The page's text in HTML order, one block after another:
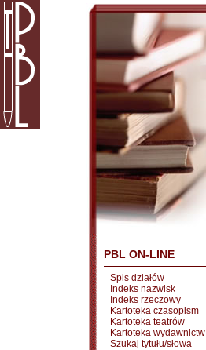
PBL ON-LINE
Spis działów
Indeks nazwisk
Indeks rzeczowy
Kartoteka czasopism
Kartoteka teatrów
Kartoteka wydawnictw
Szukaj tytułu/słowa